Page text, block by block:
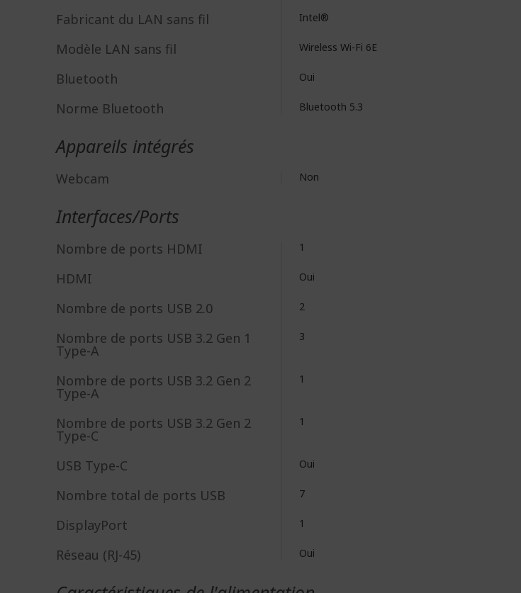
Fabricant du LAN sans fil Intel®
Modèle LAN sans fil Wireless Wi-Fi 6E
Bluetooth Oui
Norme Bluetooth Bluetooth 5.3
Appareils intégrés
Webcam Non
Interfaces/Ports
Nombre de ports HDMI 1
HDMI Oui
Nombre de ports USB 2.0 2
Nombre de ports USB 3.2 Gen 1
Type-A
3
Nombre de ports USB 3.2 Gen 2
Type-A
1
Nombre de ports USB 3.2 Gen 2
Type-C
1
USB Type-C Oui
Nombre total de ports USB 7
DisplayPort 1
Réseau (RJ-45) Oui